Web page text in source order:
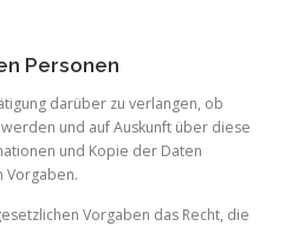
Personen
darüber zu verlangen, ob
und auf Auskunft über diese
und Kopie der Daten
Vorgaben.
Vorgaben das Recht, die